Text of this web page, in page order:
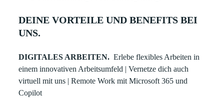
DEINE VORTEILE UND BENEFITS BEI
UNS.
DIGITALES ARBEITEN. Erlebe flexibles Arbeiten in
einem innovativen Arbeitsumfeld | Vernetze dich auch
virtuell mit uns | Remote Work mit Microsoft 365 und
Copilot